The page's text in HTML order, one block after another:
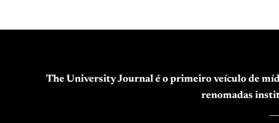
The University Journal é o primeiro veículo de
renomadas